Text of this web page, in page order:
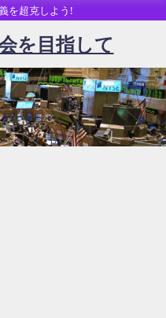
を超克しよう!
を目指して